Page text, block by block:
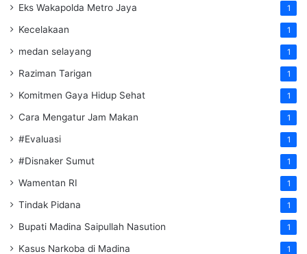
Eks Wakapolda Metro Jaya 1
Kecelakaan 1
medan selayang 1
Raziman Tarigan 1
Komitmen Gaya Hidup Sehat 1
Cara Mengatur Jam Makan 1
#Evaluasi 1
#Disnaker Sumut 1
Wamentan RI 1
Tindak Pidana 1
Bupati Madina Saipullah Nasution 1
Kasus Narkoba di Madina 1